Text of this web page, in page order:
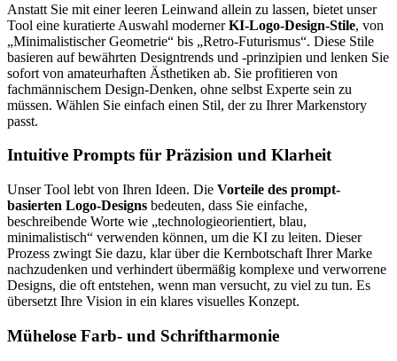
Anstatt Sie mit einer leeren Leinwand allein zu lassen, bietet unser
Tool eine kuratierte Auswahl modernerKI-Logo-Design-Stile, von
„Minimalistischer Geometrie“ bis „Retro-Futurismus“. Diese Stile
basieren auf bewährten Designtrends und -prinzipien und lenken Sie
sofort von amateurhaften Ästhetiken ab. Sie profitieren von
fachmännischem Design-Denken, ohne selbst Experte sein zu
müssen. Wählen Sie einfach einen Stil, der zu Ihrer Markenstory
passt.
Intuitive Prompts für Präzision und Klarheit
Unser Tool lebt von Ihren Ideen. Die Vorteile des prompt-
basierten Logo-Designs bedeuten, dass Sie einfache,
beschreibende Worte wie „technologieorientiert, blau,
minimalistisch“ verwenden können, um die KI zu leiten. Dieser
Prozess zwingt Sie dazu, klar über die Kernbotschaft Ihrer Marke
nachzudenken und verhindert übermäßig komplexe und verworrene
Designs, die oft entstehen, wenn man versucht, zu viel zu tun. Es
übersetzt Ihre Vision in ein klares visuelles Konzept.
Mühelose Farb- und Schriftharmonie